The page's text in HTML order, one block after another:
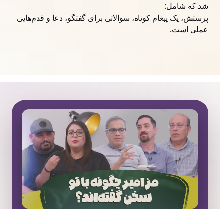
شد که شامل:
پرستش، یک پیغام کوتاه، سوالاتی برای گفتگو، دعا و قدم‌هایی
عملی است.